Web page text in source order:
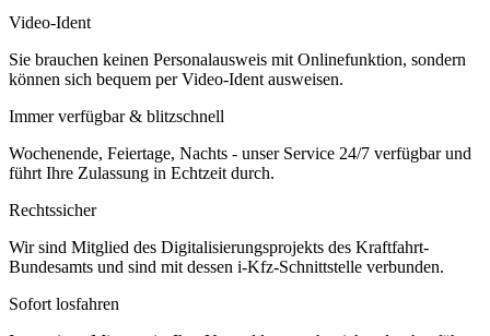
Video-Ident
Sie brauchen keinen Personalausweis mit Onlinefunktion, sondern
können sich bequem per Video-Ident ausweisen.
Immer verfügbar & blitzschnell
Wochenende, Feiertage, Nachts - unser Service 24/7 verfügbar und
führt Ihre Zulassung in Echtzeit durch.
Rechtssicher
Wir sind Mitglied des Digitalisierungsprojekts des Kraftfahrt-
Bundesamts und sind mit dessen i-Kfz-Schnittstelle verbunden.
Sofort losfahren